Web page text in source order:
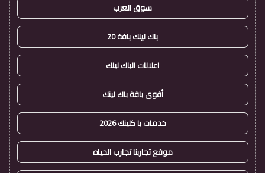
سوق العرب
باك لينك باقة 20
اعلانات الباك لينك
أقوى باقة باك لينك
خدمات با كلينك 2026
موقع تجاربنا تجارب الحياه